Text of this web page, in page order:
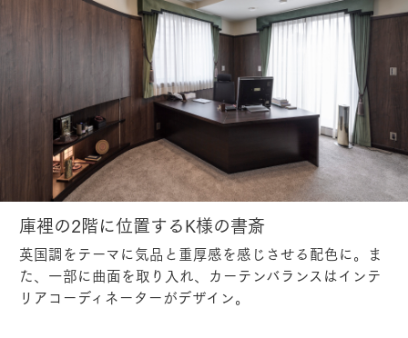
庫裡の2階に位置するK様の書斎
英国調をテーマに気品と重厚感を感じさせる配色に。ま
た、一部に曲面を取り入れ、カーテンバランスはインテ
リアコーディネーターがデザイン。